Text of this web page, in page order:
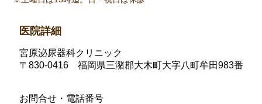
医院詳細
宮原泌尿器科クリニック
〒830-0416 福岡県三潴郡大木町大字八町牟田983番
お問合せ・電話番号